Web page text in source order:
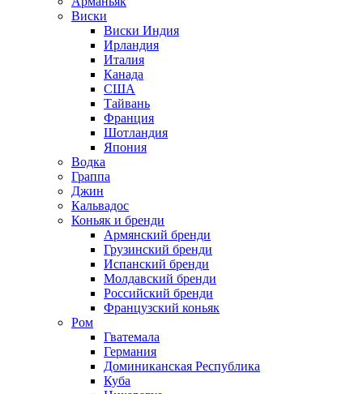
Виски
Виски Индия
Ирландия
Италия
Канада
США
Тайвань
Франция
Шотландия
Япония
Водка
Граппа
Джин
Кальвадос
Коньяк и бренди
Армянский бренди
Грузинский бренди
Испанский бренди
Молдавский бренди
Российский бренди
Французский коньяк
Ром
Гватемала
Германия
Доминиканская Республика
Куба